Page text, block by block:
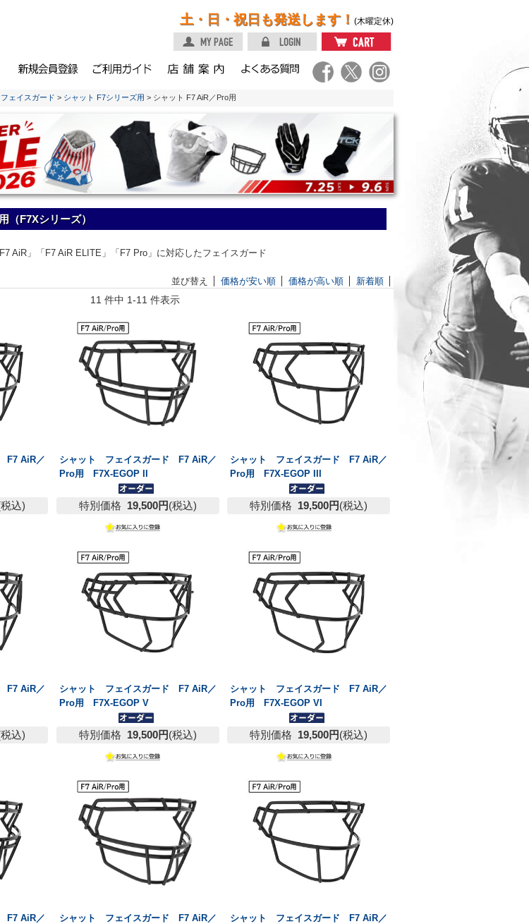
土・日・祝日も発送します！ (木曜定休)
フェイスガード > シャット F7シリーズ用 > シャット F7 AiR／Pro用
（F7Xシリーズ）
AiR」「F7 AiR ELITE」「F7 Pro」に対応したフェイスガード
並び替え 価格が安い順 価格が高い順 新着順
11 件中 1-11 件表示
F7 AiR／
込)
シャット フェイスガード F7 AiR／
Pro用 F7X-EGOP II
特別価格 19,500円(税込)
シャット フェイスガード F7 AiR／
Pro用 F7X-EGOP III
特別価格 19,500円(税込)
F7 AiR／
込)
シャット フェイスガード F7 AiR／
Pro用 F7X-EGOP V
特別価格 19,500円(税込)
シャット フェイスガード F7 AiR／
Pro用 F7X-EGOP VI
特別価格 19,500円(税込)
F7 AiR／
シャット フェイスガード F7 AiR／
シャット フェイスガード F7 AiR／